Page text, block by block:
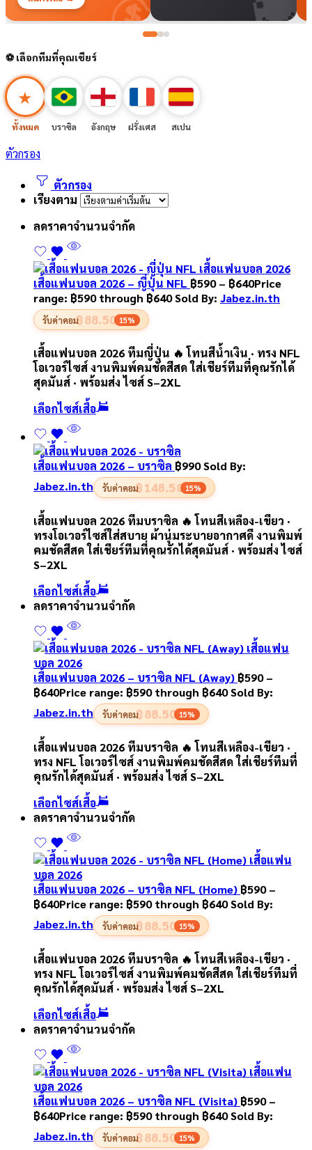
⚽ เลือกทีมที่คุณเชียร์
★
ทั้งหมด บราซิล อังกฤษ ฝรั่งเศส สเปน
ตัวกรอง
ตัวกรอง
เรียงตาม
ลดราคาจำนวนจำกัด
เสื้อแฟนบอล 2026 – ญี่ปุ่น NFL ฿590 – ฿640Price
range: ฿590 through ฿640Sold By: Jabez.in.th
รับค่าคอม฿88.50 15%
เสื้อแฟนบอล 2026 ทีมญี่ปุ่น 🔥 โทนสีน้ำเงิน · ทรง NFL
โอเวอร์ไซส์ งานพิมพ์คมชัดสีสด ใส่เชียร์ทีมที่คุณรักได้
สุดมันส์ · พร้อมส่ง ไซส์ S–2XL
เลือกไซส์เสื้อ
เสื้อแฟนบอล 2026 – บราซิล ฿990Sold By:
Jabez.in.th
รับค่าคอม฿148.50 15%
เสื้อแฟนบอล 2026 ทีมบราซิล 🔥 โทนสีเหลือง-เขียว ·
ทรงโอเวอร์ไซส์ใส่สบาย ผ้านุ่มระบายอากาศดี งานพิมพ์
คมชัดสีสด ใส่เชียร์ทีมที่คุณรักได้สุดมันส์ · พร้อมส่ง ไซส์
S–2XL
เลือกไซส์เสื้อ
ลดราคาจำนวนจำกัด
เสื้อแฟนบอล 2026 – บราซิล NFL (Away) ฿590 –
฿640Price range: ฿590 through ฿640Sold By:
Jabez.in.th
รับค่าคอม฿88.50 15%
เสื้อแฟนบอล 2026 ทีมบราซิล 🔥 โทนสีเหลือง-เขียว ·
ทรง NFL โอเวอร์ไซส์ งานพิมพ์คมชัดสีสด ใส่เชียร์ทีมที่
คุณรักได้สุดมันส์ · พร้อมส่ง ไซส์ S–2XL
เลือกไซส์เสื้อ
ลดราคาจำนวนจำกัด
เสื้อแฟนบอล 2026 – บราซิล NFL (Home) ฿590 –
฿640Price range: ฿590 through ฿640Sold By:
Jabez.in.th
รับค่าคอม฿88.50 15%
เสื้อแฟนบอล 2026 ทีมบราซิล 🔥 โทนสีเหลือง-เขียว ·
ทรง NFL โอเวอร์ไซส์ งานพิมพ์คมชัดสีสด ใส่เชียร์ทีมที่
คุณรักได้สุดมันส์ · พร้อมส่ง ไซส์ S–2XL
เลือกไซส์เสื้อ
ลดราคาจำนวนจำกัด
เสื้อแฟนบอล 2026 – บราซิล NFL (Visita) ฿590 –
฿640Price range: ฿590 through ฿640Sold By:
Jabez.in.th
รับค่าคอม฿88.50 15%